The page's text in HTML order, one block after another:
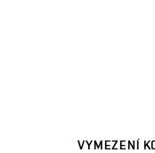
VYMEZENÍ